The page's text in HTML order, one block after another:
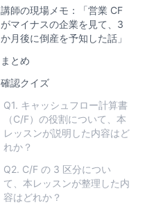
講師の現場メモ：「営業 CF
がマイナスの企業を見て、3
か月後に倒産を予知した話」
まとめ
確認クイズ
Q1. キャッシュフロー計算書
（C/F）の役割について、本
レッスンが説明した内容はど
れか？
Q2. C/F の 3 区分につい
て、本レッスンが整理した内
容はどれか？